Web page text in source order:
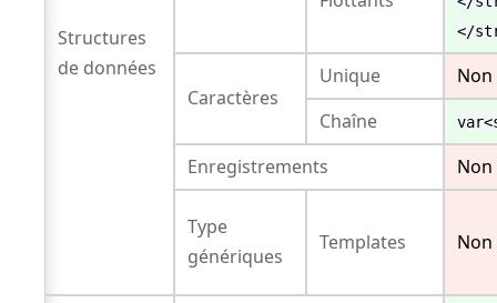
Structures
de données
</
Caractères
Unique
Non
Chaîne
Enregistrements Non
Type
génériques
Templates Non